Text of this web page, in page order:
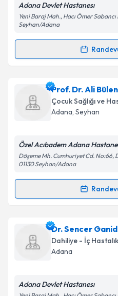
Kişisel verilerimin
Metni
Adana Devlet Hastanesı
Yeni Baraj Mah., Hacı Ömer
Seyhan/Adana
Randevu Takvimi
Dr. Damla Burcak Ekin
oluşturun. Size bu
takvim hazırlandığında
Kişisel verilerimin
'ni okudum ve
kapsamda
Takvim
Prof. Dr. Ali
Çocuk Sağlığı ve
Adana, Seyhan
Özel Acıbadem Adana
Döşeme Mh. Cumhuriyet Cd. No:66,
01130 Seyhan/Adana
Randevu Takvimi
Prof. Dr. Ali Bülent
talebi oluşturun. Size bu
için bir takvim
Dr. Sencer
Dahiliye - İç
Adana
Adana Devlet Hastanesı